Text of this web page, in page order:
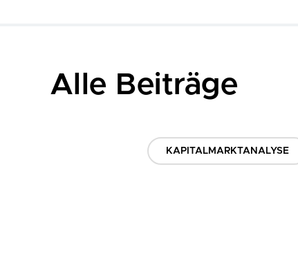
Alle Beiträge
KAPITALMARKTANALYSE